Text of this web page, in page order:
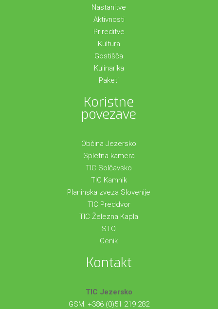
Nastanitve
Aktivnosti
Prireditve
Kultura
Gostišča
Kulinarika
Paketi
Koristne
povezave
Občina Jezersko
Spletna kamera
TIC Solčavsko
TIC Kamnik
Planinska zveza Slovenije
TIC Preddvor
TIC Železna Kapla
STO
Cenik
Kontakt
TIC Jezersko
GSM: +386 (0)51 219 282